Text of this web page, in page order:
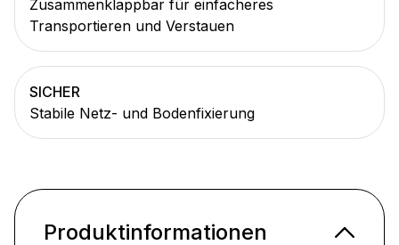
Zusammenklappbar für einfacheres
Transportieren und Verstauen
SICHER
Stabile Netz- und Bodenfixierung
Produktinformationen